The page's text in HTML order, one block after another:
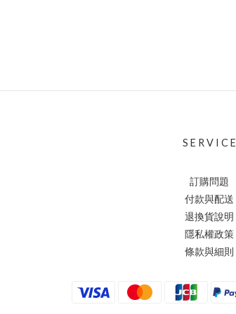
S E R V I C E
訂購問題
付款與配送
退換貨說明
隱私權政策
條款與細則